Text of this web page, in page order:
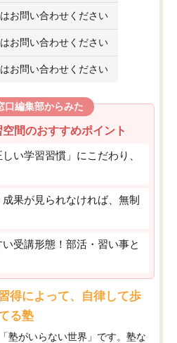
お問い合わせください
お問い合わせください
お問い合わせください
口編集部からみた
間のおすすめポイント
い学習習慣」にこだわり、
果が見られなければ、無制
受講形態！部活・習い事と
得によって、自律して歩
る塾
塾がいらない世界」です。塾な